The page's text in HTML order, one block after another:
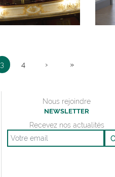
3 4 › »
Nous rejoindre
NEWSLETTER
Recevez nos actualités